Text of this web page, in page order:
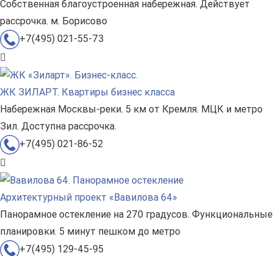
Собственная благоустроенная набережная. Действует
рассрочка. м. Борисово
+7(495) 021-55-73
ЖК ЗИЛАРТ. Квартиры бизнес класса
Набережная Москвы-реки. 5 км от Кремля. МЦК и метро
Зил. Доступна рассрочка.
+7(495) 021-86-52
Архитектурный проект «Вавилова 64»
Панорамное остекление на 270 градусов. Функциональные
планировки. 5 минут пешком до метро
+7(495) 129-45-95